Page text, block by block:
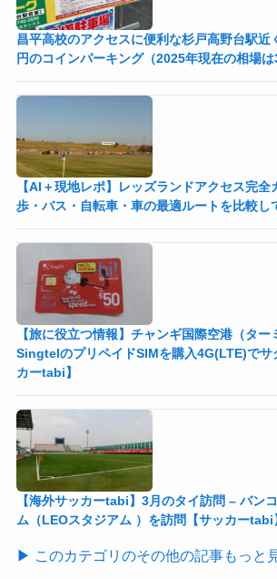
昌平高校のアクセスに便利な杉戸高野台駅近
円のコインパーキング（2025年現在の相場は
【AI＋現地レポ】レッズランドアクセス完全
歩・バス・自転車・車の最適ルートを比較し
【旅に役立つ情報】チャンギ国際空港（ター
SingtelのプリペイドSIMを購入4G(LTE)でサ
カーtabi】
【海外サッカーtabi】3月のタイ訪問 – バン
ム（LEOスタジアム ）を訪問【サッカーtabi
▶ このカテゴリのその他の記事もっと